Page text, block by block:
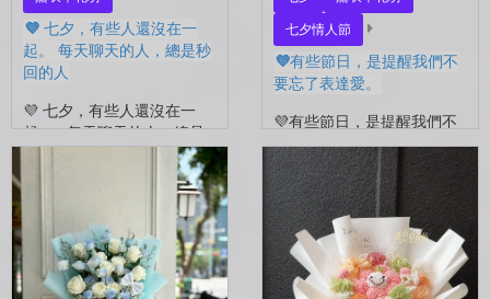
💜 七夕，有些人還沒在一
起。 每天聊天的人，總是秒
回的人
💜 七夕，有些人還沒在一
起。 每天聊天的人，總是
秒回的人， 會記得你愛喝什
麼、喜歡什麼的人。 你們
沒有說過喜歡，卻早已習慣
彼此存在。 七夕快到...
七夕情人節
💜有些節日，是提醒我們不
要忘了表達愛。
💜有些節日，是提醒我們不
要忘了表達愛。 平常的日
子，總是忙著工作、忙著生
活。 那些想說的謝謝、想
說的辛苦了、想說的我愛
你。 常常就這樣，留到了
下...